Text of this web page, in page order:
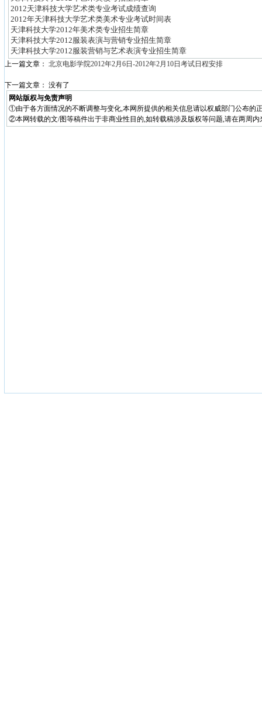
2012天津科技大学艺术类专业考试成绩查询
2012年天津科技大学艺术类美术专业考试时间表
天津科技大学2012年美术类专业招生简章
天津科技大学2012服装表演与营销专业招生简章
天津科技大学2012服装营销与艺术表演专业招生简章
上一篇文章： 北京电影学院2012年2月6日-2012年2月10日考试日程安排
下一篇文章： 没有了
网站版权与免责声明
①由于各方面情况的不断调整与变化,本网所提供的相关信息请以权威部门公布的
②本网转载的文/图等稿件出于非商业性目的,如转载稿涉及版权等问题,请在两周内